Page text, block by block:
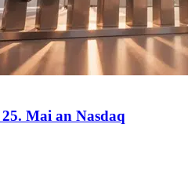
Mai an Nasdaq